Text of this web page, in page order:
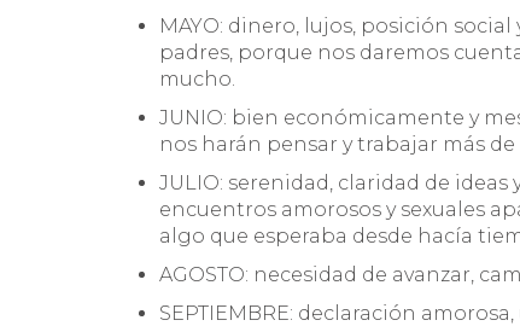
MAYO: dinero, lujos, posición
padres, porque nos daremos
mucho.
JUNIO: bien económicamente y
nos harán pensar y trabajar más de
JULIO: serenidad, claridad de
encuentros amorosos y sexuales
algo que esperaba desde hacía
AGOSTO: necesidad de avanzar,
SEPTIEMBRE: declaración